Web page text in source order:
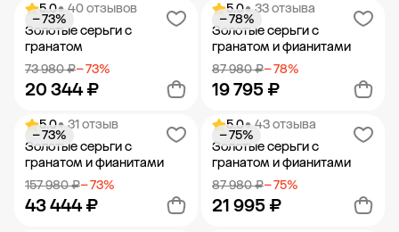
Добавить в корзину Добавить в корзину
5.0• 40 отзывов
Золотые серьги с
гранатом
73 980 ₽− 73%
20 344 ₽
− 73%
Добавить в корзину
5.0• 33 отзыва
Золотые серьги с
гранатом и фианитами
87 980 ₽− 78%
19 795 ₽
− 78%
Добавить в корзину
5.0• 31 отзыв
Золотые серьги с
гранатом и фианитами
157 980 ₽− 73%
43 444 ₽
− 73%
5.0• 43 отзыва
Золотые серьги с
гранатом и фианитами
87 980 ₽− 75%
21 995 ₽
− 75%